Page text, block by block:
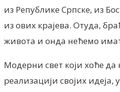
из Републике Српске, из
из ових крајева. Отуда,
живота и онда нећемо
Модерни свет који хоће
реализацији својих